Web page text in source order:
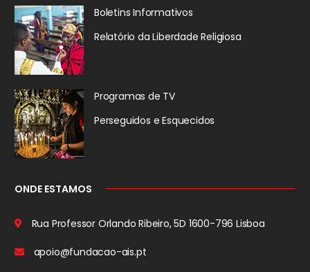
Boletins Informativos
Relatório da Liberdade Religiosa
Programas de TV
Perseguidos e Esquecidos
ONDE ESTAMOS
Rua Professor Orlando Ribeiro, 5D 1600-796 Lisboa
apoio@fundacao-ais.pt